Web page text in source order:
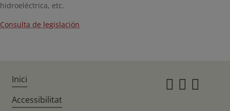
hidroeléctrica, etc.
Consulta de legislación
Inici
Accessibilitat